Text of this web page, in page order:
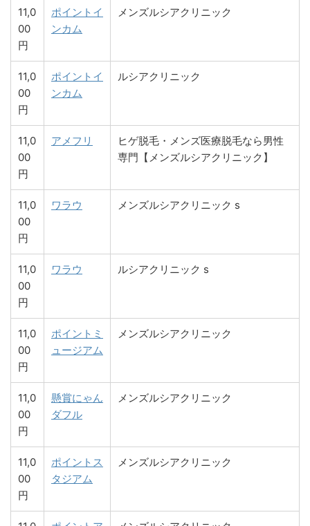
11,0
00
円
ポイントイ
ンカム
メンズルシアクリニック
11,0
00
円
ポイントイ
ンカム
ルシアクリニック
11,0
00
円
アメフリ
ヒゲ脱毛・メンズ医療脱毛なら男性
専門【メンズルシアクリニック】
11,0
00
円
ワラウ メンズルシアクリニック s
11,0
00
円
ワラウ ルシアクリニック s
11,0
00
円
ポイントミ
ュージアム
メンズルシアクリニック
11,0
00
円
懸賞にゃん
ダフル
メンズルシアクリニック
11,0
00
円
ポイントス
タジアム
メンズルシアクリニック